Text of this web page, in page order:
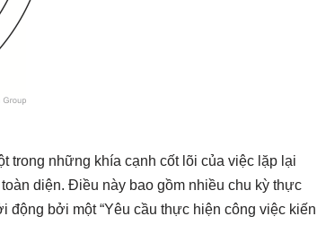
trong những khía cạnh cốt lõi của việc lặp lại
diện. Điều này bao gồm nhiều chu kỳ thực
động bởi một “Yêu cầu thực hiện công việc kiến